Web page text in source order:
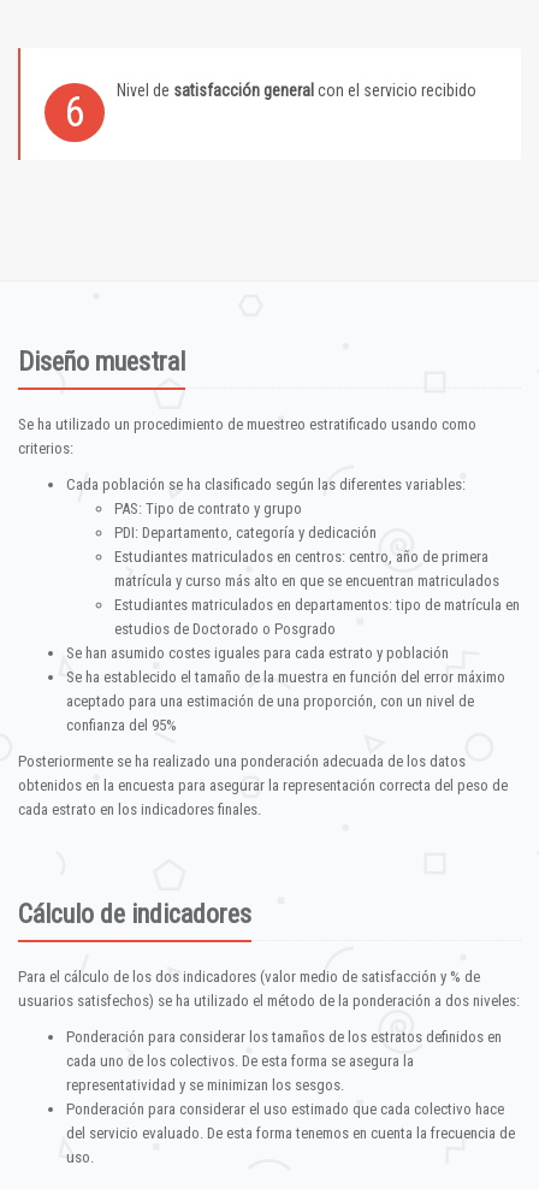
6 Nivel de satisfacción general con el servicio recibido
Diseño muestral
Se ha utilizado un procedimiento de muestreo estratificado usando como
criterios:
Cada población se ha clasificado según las diferentes variables:
PAS: Tipo de contrato y grupo
PDI: Departamento, categoría y dedicación
Estudiantes matriculados en centros: centro, año de primera
matrícula y curso más alto en que se encuentran matriculados
Estudiantes matriculados en departamentos: tipo de matrícula en
estudios de Doctorado o Posgrado
Se han asumido costes iguales para cada estrato y población
Se ha establecido el tamaño de la muestra en función del error máximo
aceptado para una estimación de una proporción, con un nivel de
confianza del 95%
Posteriormente se ha realizado una ponderación adecuada de los datos
obtenidos en la encuesta para asegurar la representación correcta del peso de
cada estrato en los indicadores finales.
Cálculo de indicadores
Para el cálculo de los dos indicadores (valor medio de satisfacción y % de
usuarios satisfechos) se ha utilizado el método de la ponderación a dos niveles:
Ponderación para considerar los tamaños de los estratos definidos en
cada uno de los colectivos. De esta forma se asegura la
representatividad y se minimizan los sesgos.
Ponderación para considerar el uso estimado que cada colectivo hace
del servicio evaluado. De esta forma tenemos en cuenta la frecuencia de
uso.